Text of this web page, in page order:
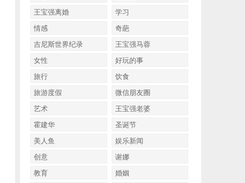
王宝强离婚
学习
情感
奇葩
吉尼斯世界纪录
王宝强马蓉
女性
好玩的事
旅行
饮食
旅游度假
微信朋友圈
艺术
王宝强老婆
霍建华
圣诞节
美人鱼
娱乐新闻
创意
谢娜
教育
婚姻